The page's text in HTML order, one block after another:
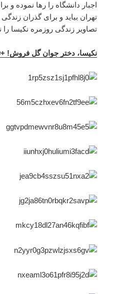
اجبار دانشگاه را رها نموده و
تهران بیاید و برای گذران
تصاویر زندگی روزمره نکیسا
نکیسا، دختر جوان گل فروش!